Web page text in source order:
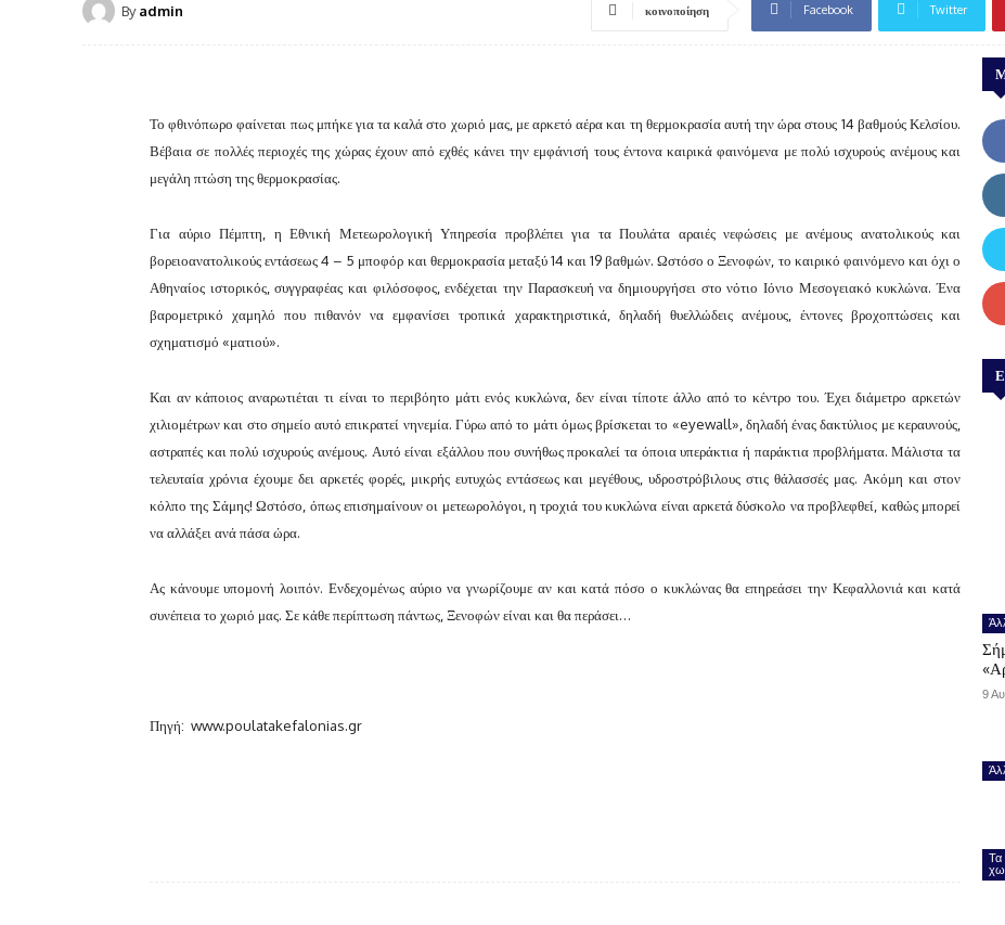
By admin κοινοποίηση Facebook Twitter
Το φθινόπωρο φαίνεται πως μπήκε για τα καλά στο χωριό μας, με αρκετό αέρα και τη θερμοκρασία αυτή την ώρα στους 14 βαθμούς Κελσίου.
Βέβαια σε πολλές περιοχές της χώρας έχουν από εχθές κάνει την εμφάνισή τους έντονα καιρικά φαινόμενα με πολύ ισχυρούς ανέμους και
μεγάλη πτώση της θερμοκρασίας.
Για αύριο Πέμπτη, η Εθνική Μετεωρολογική Υπηρεσία προβλέπει για τα Πουλάτα αραιές νεφώσεις με ανέμους ανατολικούς και
βορειοανατολικούς εντάσεως 4 – 5 μποφόρ και θερμοκρασία μεταξύ 14 και 19 βαθμών. Ωστόσο ο Ξενοφών, το καιρικό φαινόμενο και όχι ο
Αθηναίος ιστορικός, συγγραφέας και φιλόσοφος, ενδέχεται την Παρασκευή να δημιουργήσει στο νότιο Ιόνιο Μεσογειακό κυκλώνα. Ένα
βαρομετρικό χαμηλό που πιθανόν να εμφανίσει τροπικά χαρακτηριστικά, δηλαδή θυελλώδεις ανέμους, έντονες βροχοπτώσεις και
σχηματισμό «ματιού».
Και αν κάποιος αναρωτιέται τι είναι το περιβόητο μάτι ενός κυκλώνα, δεν είναι τίποτε άλλο από το κέντρο του. Έχει διάμετρο αρκετών
χιλιομέτρων και στο σημείο αυτό επικρατεί νηνεμία. Γύρω από το μάτι όμως βρίσκεται το «eyewall», δηλαδή ένας δακτύλιος με κεραυνούς,
αστραπές και πολύ ισχυρούς ανέμους. Αυτό είναι εξάλλου που συνήθως προκαλεί τα όποια υπεράκτια ή παράκτια προβλήματα. Μάλιστα τα
τελευταία χρόνια έχουμε δει αρκετές φορές, μικρής ευτυχώς εντάσεως και μεγέθους, υδροστρόβιλους στις θάλασσές μας. Ακόμη και στον
κόλπο της Σάμης! Ωστόσο, όπως επισημαίνουν οι μετεωρολόγοι, η τροχιά του κυκλώνα είναι αρκετά δύσκολο να προβλεφθεί, καθώς μπορεί
να αλλάξει ανά πάσα ώρα.
Ας κάνουμε υπομονή λοιπόν. Ενδεχομένως αύριο να γνωρίζουμε αν και κατά πόσο ο κυκλώνας θα επηρεάσει την Κεφαλλονιά και κατά
συνέπεια το χωριό μας. Σε κάθε περίπτωση πάντως, Ξενοφών είναι και θα περάσει…
Πηγή: www.poulatakefalonias.gr
9
Τα